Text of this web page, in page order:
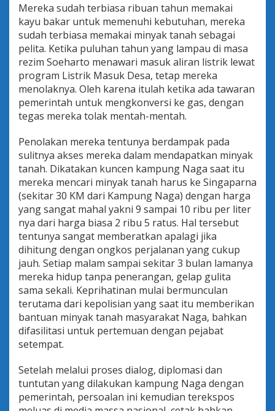
Mereka sudah terbiasa ribuan tahun memakai
kayu bakar untuk memenuhi kebutuhan, mereka
sudah terbiasa memakai minyak tanah sebagai
pelita. Ketika puluhan tahun yang lampau di masa
rezim Soeharto menawari masuk aliran listrik lewat
program Listrik Masuk Desa, tetap mereka
menolaknya. Oleh karena itulah ketika ada tawaran
pemerintah untuk mengkonversi ke gas, dengan
tegas mereka tolak mentah-mentah.
Penolakan mereka tentunya berdampak pada
sulitnya akses mereka dalam mendapatkan minyak
tanah. Dikatakan kuncen kampung Naga saat itu
mereka mencari minyak tanah harus ke Singaparna
(sekitar 30 KM dari Kampung Naga) dengan harga
yang sangat mahal yakni 9 sampai 10 ribu per liter
nya dari harga biasa 2 ribu 5 ratus. Hal tersebut
tentunya sangat memberatkan apalagi jika
dihitung dengan ongkos perjalanan yang cukup
jauh. Setiap malam sampai sekitar 3 bulan lamanya
mereka hidup tanpa penerangan, gelap gulita
sama sekali. Keprihatinan mulai bermunculan
terutama dari kepolisian yang saat itu memberikan
bantuan minyak tanah masyarakat Naga, bahkan
difasilitasi untuk pertemuan dengan pejabat
setempat.
Setelah melalui proses dialog, diplomasi dan
tuntutan yang dilakukan kampung Naga dengan
pemerintah, persoalan ini kemudian terekspos